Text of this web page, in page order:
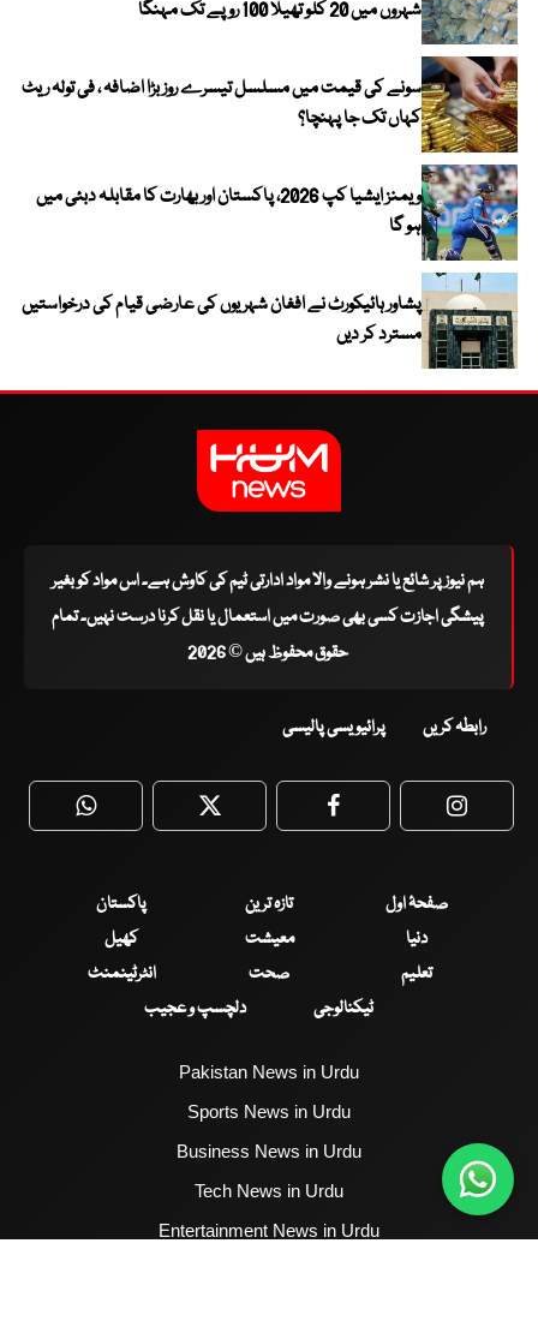
شہروں میں 20 کلو تھیلا 100 روپے تک مہنگا
سونے کی قیمت میں مسلسل تیسرے روز بڑا اضافہ ، فی تولہ ریٹ
کہاں تک جا پہنچا؟
ویمنز ایشیا کپ 2026، پاکستان اور بھارت کا مقابلہ دبئی میں
ہو گا
پشاور ہائیکورٹ نے افغان شہریوں کی عارضی قیام کی درخواستیں
مسترد کر دیں
ہم نیوز پر شائع یا نشر ہونے والا مواد ادارتی ٹیم کی کاوش ہے۔ اس مواد کو بغیر
پیشگی اجازت کسی بھی صورت میں استعمال یا نقل کرنا درست نہیں۔ تمام
حقوق محفوظ ہیں © 2026
رابطہ کریں پرائیویسی پالیسی
WhatsApp Twitter Facebook
صفحۂ اول تازہ ترین
پاکستان
دنیا
معیشت
کھیل
تعلیم
صحت
انٹرٹینمنٹ
ٹیکنالوجی
دلچسپ و عجیب
Pakistan News in Urdu
Sports News in Urdu
Business News in Urdu
Tech News in Urdu
Entertainment News in Urdu